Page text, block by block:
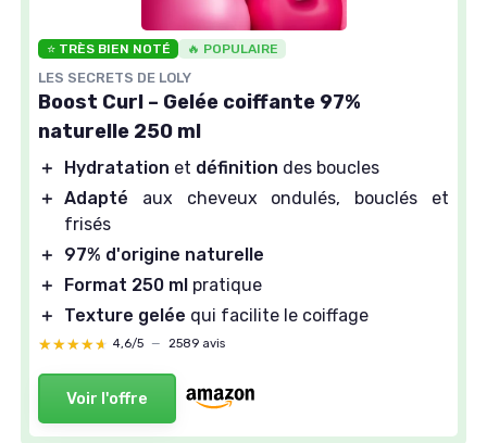
⭐ TRÈS BIEN NOTÉ 🔥 POPULAIRE
LES SECRETS DE LOLY
Boost Curl – Gelée coiffante 97%
naturelle 250 ml
＋ Hydratation et définition des boucles
＋ Adapté aux cheveux ondulés, bouclés et
frisés
＋
97% d'origine naturelle
＋
Format 250 ml pratique
＋
Texture gelée qui facilite le coiffage
★★★★★
★★★★★ 4,6/5 — 2589 avis
Voir l'offre